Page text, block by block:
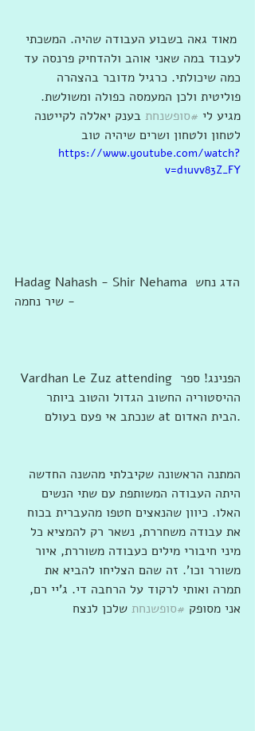
מאוד גאה בשבוע העבודה שהיה. המשכתי
לעבוד במה שאני אוהב ולהדחיק פרנסה עד
כמה שיכולתי. כרגיל מדובר בהצהרה
פוליטית ולכן המעמסה כפולה ומשולשת.
מגיע לי #סופשנחת בענק יאללה לקייטנה
לטחון ולטחון ושרים שיהיה טוב
https://www.youtube.com/watch?
v=d1uvv83Z_FY
Hadag Nahash - Shir Nehama הדג נחש
- שיר נחמה
‎Vardhan Le Zuz attending ‎הפנינג! ספר
ההיסטוריה החשוב הגדול והטוב ביותר
שנכתב אי פעם בעולם‎ at ‎‎הבית האדום‎‎‎.
המתנה הראשונה שקיבלתי מהשנה החדשה
היתה העבודה המשותפת עם שתי הנשים
האלו. כיוון שהנאצים חטפו מהעברית בכוח
את עבודה משחררת, נשאר רק להמציא כל
מיני חיבורי מילים כעבודה משוררת, איור
משורר וכו'. זה שהם הצליחו להביא את
תמרה ואותי לרקוד על הרחבה די. ג'יי רם,
אני מסופק #סופשנחת שלכן לנצח